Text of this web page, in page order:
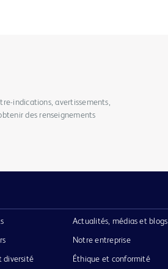
indications, avertissements,
des renseignements
diversité
Actualités, médias et blogs
Notre entreprise
Éthique et conformité